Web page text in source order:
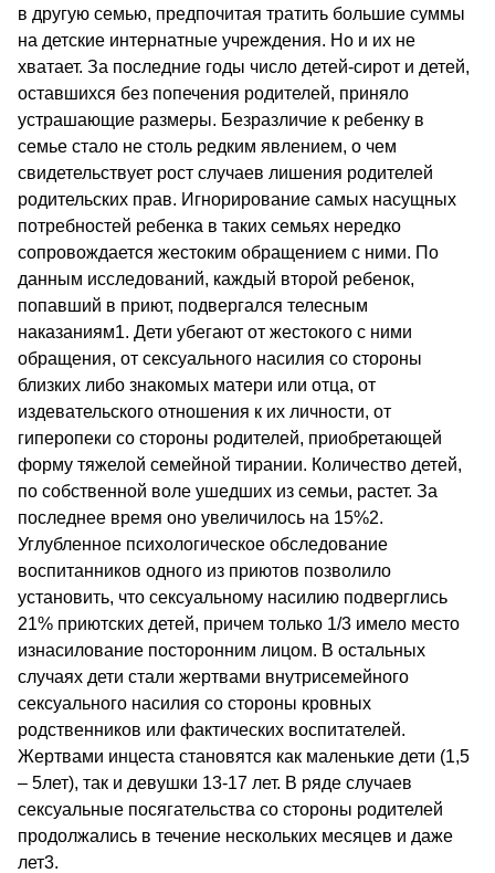
в другую семью, предпочитая тратить большие суммы
на детские интернатные учреждения. Но и их не
хватает. За последние годы число детей-сирот и детей,
оставшихся без попечения родителей, приняло
устрашающие размеры. Безразличие к ребенку в
семье стало не столь редким явлением, о чем
свидетельствует рост случаев лишения родителей
родительских прав. Игнорирование самых насущных
потребностей ребенка в таких семьях нередко
сопровождается жестоким обращением с ними. По
данным исследований, каждый второй ребенок,
попавший в приют, подвергался телесным
наказаниям1. Дети убегают от жестокого с ними
обращения, от сексуального насилия со стороны
близких либо знакомых матери или отца, от
издевательского отношения к их личности, от
гиперопеки со стороны родителей, приобретающей
форму тяжелой семейной тирании. Количество детей,
по собственной воле ушедших из семьи, растет. За
последнее время оно увеличилось на 15%2.
Углубленное психологическое обследование
воспитанников одного из приютов позволило
установить, что сексуальному насилию подверглись
21% приютских детей, причем только 1/3 имело место
изнасилование посторонним лицом. В остальных
случаях дети стали жертвами внутрисемейного
сексуального насилия со стороны кровных
родственников или фактических воспитателей.
Жертвами инцеста становятся как маленькие дети (1,5
– 5лет), так и девушки 13-17 лет. В ряде случаев
сексуальные посягательства со стороны родителей
продолжались в течение нескольких месяцев и даже
лет3.